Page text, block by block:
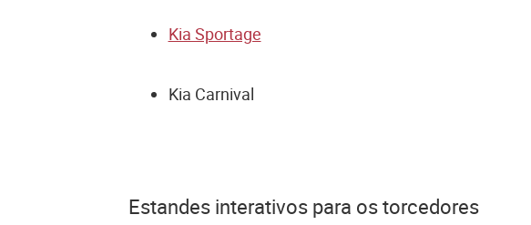
Kia Sportage
Kia Carnival
Estandes interativos para os torcedores